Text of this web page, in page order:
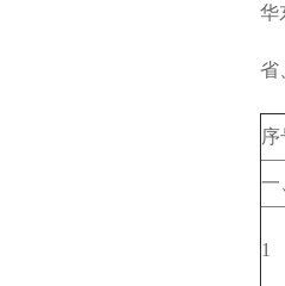
华
省
序
一
1